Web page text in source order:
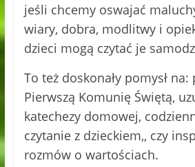
jeśli chcemy oswajać
wiary, dobra, modlitwy i
dzieci mogą czytać je
To też doskonały pomysł na:
Pierwszą Komunię Świętą,
katechezy domowej,
czytanie z dzieckiem,, czy
rozmów o wartościach.